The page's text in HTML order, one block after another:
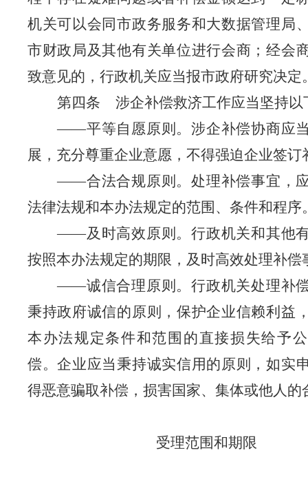
机关可以会同市政务服务和大数据管理局
市财政局及其他有关单位进行会商；经会
致意见的，行政机关应当报市政府研究决定
第四条
涉企补偿救济工作应当坚持以
——平等自愿原则。涉企补偿协商应
展，充分尊重企业意愿，不得强迫企业签订
——合法合规原则。处理补偿事宜，
法律法规和本办法规定的范围、条件和程序
——及时高效原则。行政机关和其他
按照本办法规定的期限，及时高效处理补偿
——诚信合理原则。行政机关处理补
秉持政府诚信的原则，保护企业信赖利益
本办法规定条件和范围的直接损失给予
偿。企业应当秉持诚实信用的原则，如实
得恶意骗取补偿，损害国家、集体或他人的
受理范围和期限